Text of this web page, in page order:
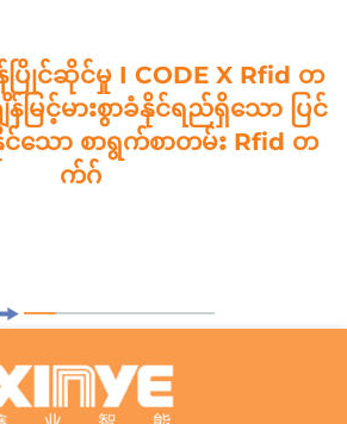
ပြိုင်ဆိုင်မှု I CODE X Rfid တ
မြင့်မားစွာခံနိုင်ရည်ရှိသော ပြင်
သော စာရွက်စာတမ်း Rfid တ
က်ဂ်